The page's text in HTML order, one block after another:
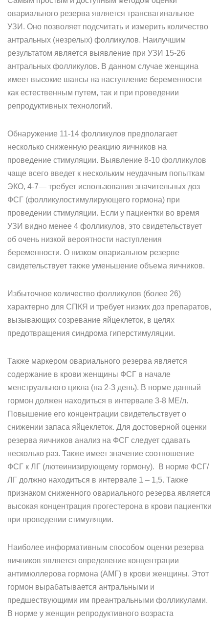
овариального резерва является трансвагинальное
УЗИ. Оно позволяет подсчитать и измерить количество
антральных (незрелых) фолликулов. Наилучшим
результатом является выявление при УЗИ 15-26
антральных фолликулов. В данном случае женщина
имеет высокие шансы на наступление беременности
как естественным путем, так и при проведении
репродуктивных технологий.
Обнаружение 11-14 фолликулов предполагает
несколько сниженную реакцию яичников на
проведение стимуляции. Выявление 8-10 фолликулов
чаще всего введет к нескольким неудачным попыткам
ЭКО, 4-7— требует использования значительных доз
ФСГ (фолликулостимулирующего гормона) при
проведении стимуляции. Если у пациентки во время
УЗИ видно менее 4 фолликулов, это свидетельствует
об очень низкой вероятности наступления
беременности. О низком овариальном резерве
свидетельствует также уменьшение объема яичников.
Избыточное количество фолликулов (более 26)
характерно для СПКЯ и требует низких доз препаратов,
вызывающих созревание яйцеклеток, в целях
предотвращения синдрома гиперстимуляции.
Также маркером овариального резерва является
содержание в крови женщины ФСГ в начале
менструального цикла (на 2-3 день). В норме данный
гормон должен находиться в интервале 3-8 МЕ/л.
Повышение его концентрации свидетельствует о
снижении запаса яйцеклеток. Для достоверной оценки
резерва яичников анализ на ФСГ следует сдавать
несколько раз. Также имеет значение соотношение
ФСГ к ЛГ (лютеинизирующему гормону). В норме ФСГ/
ЛГ должно находиться в интервале 1 – 1,5. Также
признаком сниженного овариального резерва является
высокая концентрация прогестерона в крови пациентки
при проведении стимуляции.
Наиболее информативным способом оценки резерва
яичников является определение концентрации
антимюллерова гормона (АМГ) в крови женщины. Этот
гормон вырабатывается антральными и
предшествующими им преантральными фолликулами.
В норме у женщин репродуктивного возраста